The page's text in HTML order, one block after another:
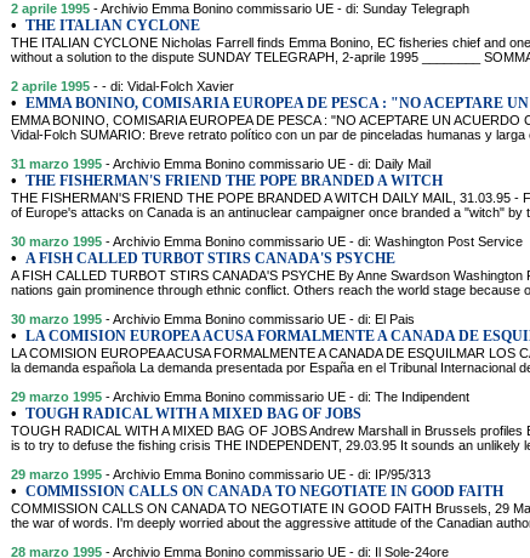
2 aprile 1995 - Archivio Emma Bonino commissario UE - di: Sunday Telegraph
• THE ITALIAN CYCLONE
THE ITALIAN CYCLONE Nicholas Farrell finds Emma Bonino, EC fisheries chief and
without a solution to the dispute SUNDAY TELEGRAPH, 2-aprile 1995 ________
2 aprile 1995 - - di: Vidal-Folch Xavier
• EMMA BONINO, COMISARIA EUROPEA DE PESCA : "NO ACEPTARE
EMMA BONINO, COMISARIA EUROPEA DE PESCA : "NO ACEPTARE UN
Vidal-Folch SUMARIO: Breve retrato político con un par de pinceladas humanas y
31 marzo 1995 - Archivio Emma Bonino commissario UE - di: Daily Mail
• THE FISHERMAN'S FRIEND THE POPE BRANDED A WITCH
THE FISHERMAN'S FRIEND THE POPE BRANDED A WITCH DAILY MAIL, 31.03.95
of Europe's attacks on Canada is an antinuclear campaigner once branded a "witch" by
30 marzo 1995 - Archivio Emma Bonino commissario UE - di: Washington Post Service
• A FISH CALLED TURBOT STIRS CANADA'S PSYCHE
A FISH CALLED TURBOT STIRS CANADA'S PSYCHE By Anne Swardson
nations gain prominence through ethnic conflict. Others reach the world stage because
30 marzo 1995 - Archivio Emma Bonino commissario UE - di: El Pais
• LA COMISION EUROPEA ACUSA FORMALMENTE A CANADA DE
LA COMISION EUROPEA ACUSA FORMALMENTE A CANADA DE ESQUILMAR LOS
la demanda española La demanda presentada por España en el Tribunal Internacional
29 marzo 1995 - Archivio Emma Bonino commissario UE - di: The Indipendent
• TOUGH RADICAL WITH A MIXED BAG OF JOBS
TOUGH RADICAL WITH A MIXED BAG OF JOBS Andrew Marshall in Brussels
is to try to defuse the fishing crisis THE INDEPENDENT, 29.03.95 It sounds an unlikely
29 marzo 1995 - Archivio Emma Bonino commissario UE - di: IP/95/313
• COMMISSION CALLS ON CANADA TO NEGOTIATE IN GOOD FAITH
COMMISSION CALLS ON CANADA TO NEGOTIATE IN GOOD FAITH Brussels, 29
the war of words. I'm deeply worried about the aggressive attitude of the Canadian
28 marzo 1995 - Archivio Emma Bonino commissario UE - di: Il Sole-24ore